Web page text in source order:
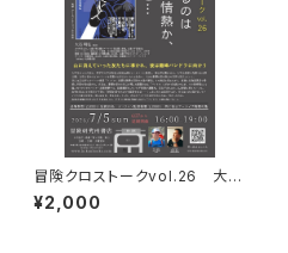
冒険クロストークvol.26 大石
明弘「山に登るのは 宿命か、情
熱か、それとも…」録画視聴権
¥2,000